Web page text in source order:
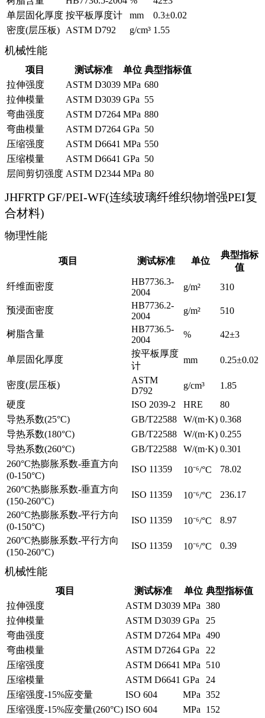
单层固化厚度 按平板厚度计 mm
0.3±0.02
密度(层压板)
ASTM D792 g/cm³ 1.55
机械性能
项目 测试标准 单位 典型指标值
拉伸强度
ASTM D3039 MPa 680
拉伸模量
ASTM D3039 GPa 55
弯曲强度
ASTM D7264 MPa 880
弯曲模量
ASTM D7264 GPa 50
压缩强度
ASTM D6641 MPa 550
压缩模量
ASTM D6641 GPa 50
层间剪切强度 ASTM D2344 MPa 80
JHFRTP GF/PEI-WF(连续玻璃纤维织物增强PEI复
合材料)
物理性能
项目 测试标准 单位
典型指标
值
纤维面密度
HB7736.3-
2004
g/m² 310
预浸面密度
HB7736.2-
2004
g/m² 510
树脂含量
HB7736.5-
2004
% 42±3
单层固化厚度
按平板厚度
计
mm 0.25±0.02
密度(层压板)
ASTM
D792
g/cm³
1.85
硬度
ISO 2039-2 HRE
80
导热系数(25°C)
GB/T22588 W/(m·K) 0.368
导热系数(180°C)
GB/T22588 W/(m·K) 0.255
导热系数(260°C)
GB/T22588 W/(m·K) 0.301
260°C热膨胀系数-垂直方向
(0-150°C)
ISO 11359 10⁻⁶/°C
78.02
260°C热膨胀系数-垂直方向
(150-260°C)
ISO 11359 10⁻⁶/°C
236.17
260°C热膨胀系数-平行方向
(0-150°C)
ISO 11359 10⁻⁶/°C
8.97
260°C热膨胀系数-平行方向
(150-260°C)
ISO 11359 10⁻⁶/°C 0.39
机械性能
项目 测试标准 单位 典型指标值
拉伸强度
ASTM D3039 MPa 380
拉伸模量
ASTM D3039 GPa
25
弯曲强度
ASTM D7264 MPa 490
弯曲模量
ASTM D7264 GPa
22
压缩强度
ASTM D6641 MPa
510
压缩模量
ASTM D6641 GPa
24
压缩强度-15%应变量
ISO 604 MPa 352
压缩强度-15%应变量(260°C) ISO 604 MPa
152